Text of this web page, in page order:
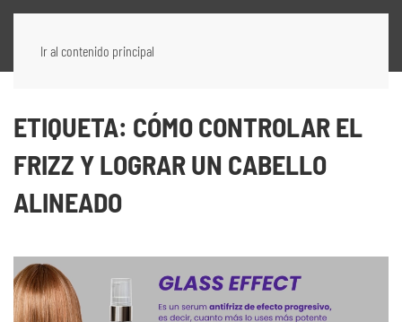
Ir al contenido principal
ETIQUETA: CÓMO CONTROLAR EL
FRIZZ Y LOGRAR UN CABELLO
ALINEADO